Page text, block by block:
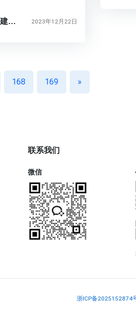
知识付费平台网站源码系统搭建【知识付费平台网站源码系统搭建知识付费系统系统怎么制作，知识付费系统搭建使用教程】 2023年12月22日
168 169 »
联系我们
微信
浙ICP备2025152874